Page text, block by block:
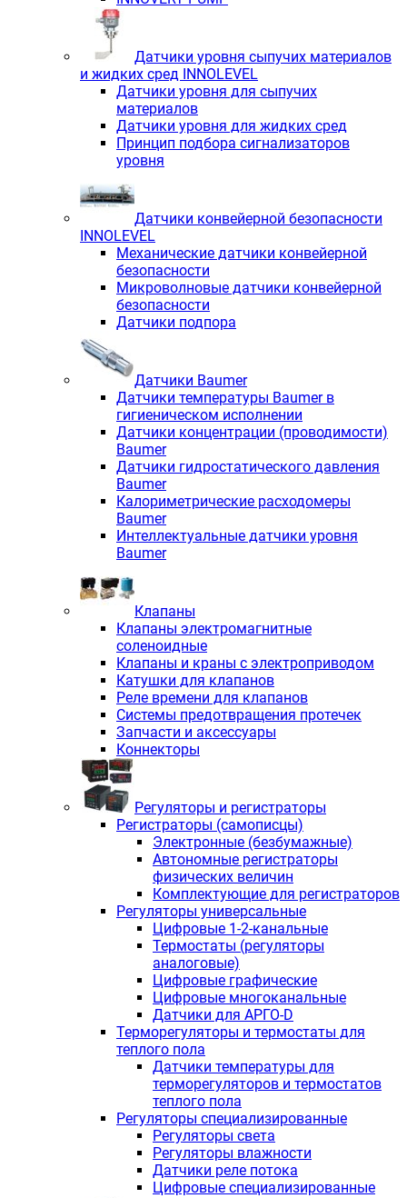
Датчики уровня сыпучих материалов
и жидких сред INNOLEVEL
Датчики уровня для сыпучих
материалов
Датчики уровня для жидких сред
Принцип подбора сигнализаторов
уровня
Датчики конвейерной безопасности
INNOLEVEL
Механические датчики конвейерной
безопасности
Микроволновые датчики конвейерной
безопасности
Датчики подпора
Датчики Baumer
Датчики температуры Baumer в
гигиеническом исполнении
Датчики концентрации (проводимости)
Baumer
Датчики гидростатического давления
Baumer
Калориметрические расходомеры
Baumer
Интеллектуальные датчики уровня
Baumer
Клапаны
Клапаны электромагнитные
соленоидные
Клапаны и краны с электроприводом
Катушки для клапанов
Реле времени для клапанов
Системы предотвращения протечек
Запчасти и аксессуары
Коннекторы
Регуляторы и регистраторы
Регистраторы (самописцы)
Электронные (безбумажные)
Автономные регистраторы
физических величин
Комплектующие для регистраторов
Регуляторы универсальные
Цифровые 1-2-канальные
Термостаты (регуляторы
аналоговые)
Цифровые графические
Цифровые многоканальные
Датчики для АРГО-D
Терморегуляторы и термостаты для
теплого пола
Датчики температуры для
терморегуляторов и термостатов
теплого пола
Регуляторы специализированные
Регуляторы света
Регуляторы влажности
Датчики реле потока
Цифровые специализированные